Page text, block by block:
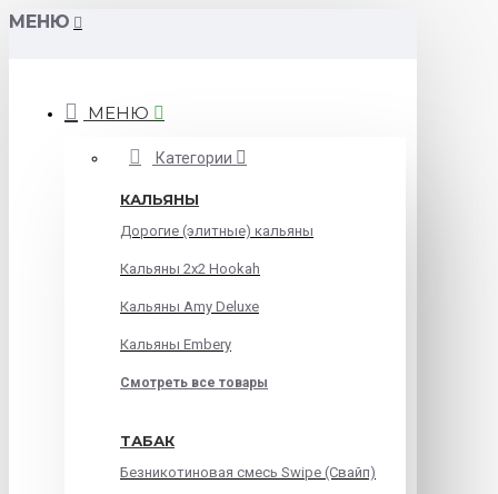
МЕНЮ
МЕНЮ
Категории
КАЛЬЯНЫ
Дорогие (элитные) кальяны
Кальяны 2х2 Hookah
Кальяны Amy Deluxe
Кальяны Embery
Смотреть все товары
ТАБАК
Безникотиновая смесь Swipe (Свайп)